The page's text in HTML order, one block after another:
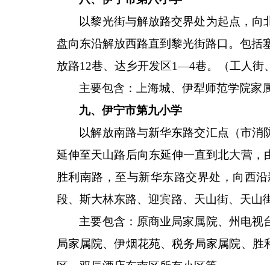
以黎光街与解放路交界处为起点，
盘向东沿解放西路直到黎光街路口。包括
放路12巷、达乡开发区1—4巷。（工人街
主要包含：上海城、伊犁师范学院家
九、伊宁市第九小学
以解放南路与新华东路交汇点（市
延伸至天山路后向东延伸一直到北大营
胜利南路，至与新华东路交界处，向西
段、斯大林东路、迎宾路、天山街、天山
主要包含：原商业局家属院、州电
局家属院、伊烟花苑、税务局家属院、